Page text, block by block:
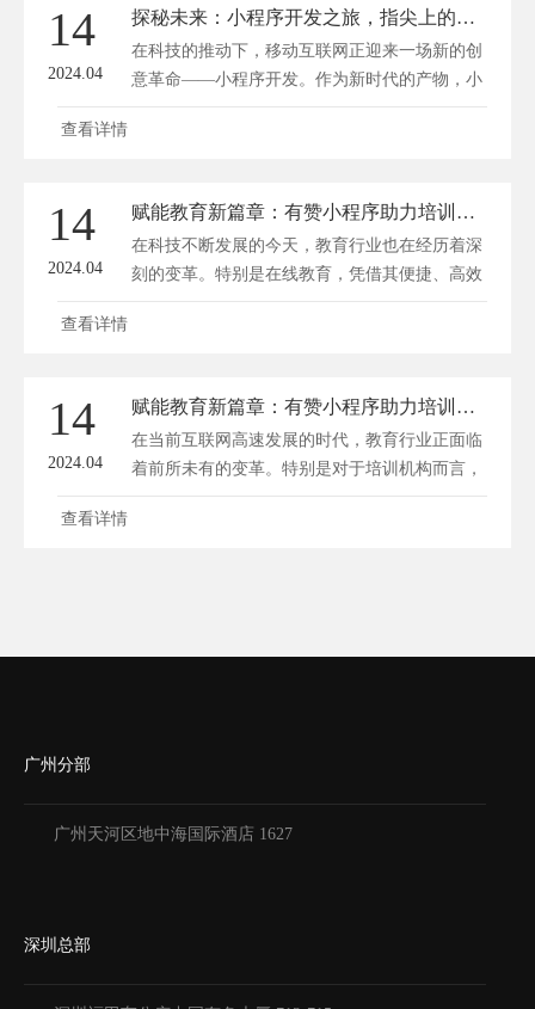
育行业的重要性 在移动互联网时代，公众号成
为了教育机构与用...
14
2024.04
探秘未来：小程序开发之旅，指尖上的创意革命
在科技的推动下，移动互联网正迎来一场新的创
意革命——小程序开发。作为新时代的产物，小
程序以其便捷性、易用性和无处不在的特点，逐
一个简单的创意。这个创意可能源于生活中的点
滴需求，也可...
查看详情
14
2024.04
赋能教育新篇章：有赞小程序助力培训机构华丽转身
在科技不断发展的今天，教育行业也在经历着深
刻的变革。特别是在线教育，凭借其便捷、高效
的优势，逐渐成为职业技能学习的重要途径。其
种新兴的社交媒体工具，可以帮助培训机构快速
拓客引流。培训机构可以...
查看详情
14
2024.04
赋能教育新篇章：有赞小程序助力培训机构华丽转身
在当前互联网高速发展的时代，教育行业正面临
着前所未有的变革。特别是对于培训机构而言，
如何运用新技术、新工具提升教学质量和招生效
查看详情
广州分部
广州天河区地中海国际酒店 1627
深圳总部